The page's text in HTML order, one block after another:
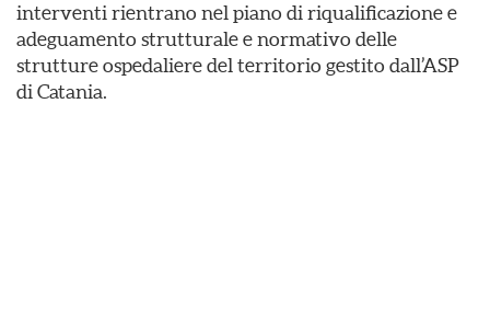
interventi rientrano nel piano di riqualificazione e
adeguamento strutturale e normativo delle
strutture ospedaliere del territorio gestito dall’ASP
di Catania.